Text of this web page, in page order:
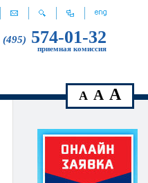
(495) 574-01-32
приемная комиссия
A A A